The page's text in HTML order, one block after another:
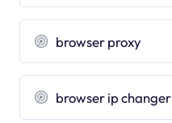
browser proxy
browser ip changer